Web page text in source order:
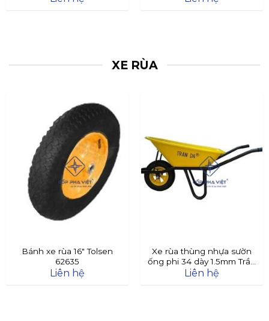
XE RÙA
Bánh xe rùa 16″ Tolsen
62635
Liên hệ
Xe rùa thùng nhựa sườn
ống phi 34 dày 1.5mm Trần
Đà
Liên hệ